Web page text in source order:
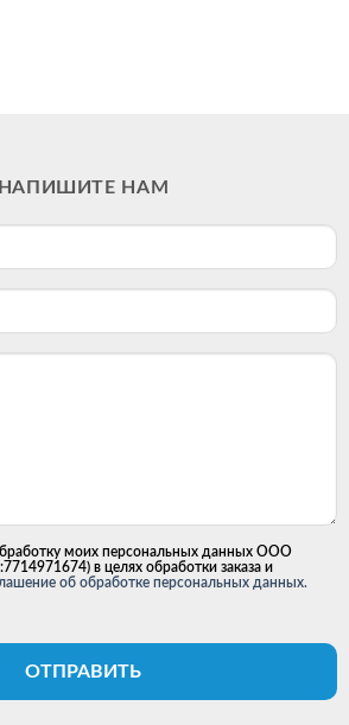
НАПИШИТЕ НАМ
моих персональных данных ООО
в целях обработки заказа и
об обработке персональных данных.
ОТПРАВИТЬ